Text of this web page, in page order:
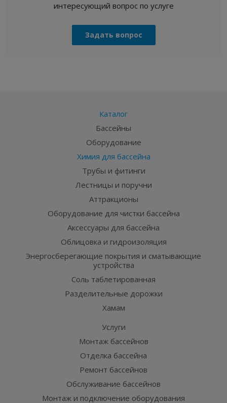
интересующий вопрос по услуге
Задать вопрос
Каталог
Бассейны
Оборудование
Химия для бассейна
Трубы и фитинги
Лестницы и поручни
Аттракционы
Оборудование для чистки бассейна
Аксессуары для бассейна
Облицовка и гидроизоляция
Энергосберегающие покрытия и сматывающие
устройства
Соль таблетированная
Разделительные дорожки
Хамам
Услуги
Монтаж бассейнов
Отделка бассейна
Ремонт бассейнов
Обслуживание бассейнов
Монтаж и подключение оборудования